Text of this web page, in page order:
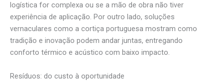
logística for complexa ou se a mão de obra não tiver
experiência de aplicação. Por outro lado, soluções
vernaculares como a cortiça portuguesa mostram como
tradição e inovação podem andar juntas, entregando
conforto térmico e acústico com baixo impacto.
Resíduos: do custo à oportunidade